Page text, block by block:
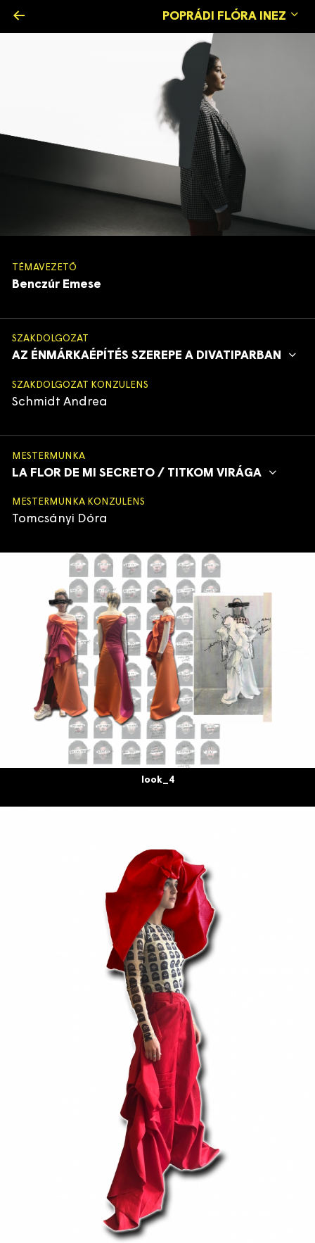
← POPRÁDI FLÓRA INEZ
TÉMAVEZETŐ
Benczúr Emese
SZAKDOLGOZAT
AZ ÉNMÁRKAÉPÍTÉS SZEREPE A DIVATIPARBAN
SZAKDOLGOZAT KONZULENS
Schmidt Andrea
MESTERMUNKA
LA FLOR DE MI SECRETO / TITKOM VIRÁGA
MESTERMUNKA KONZULENS
Tomcsányi Dóra
look_4